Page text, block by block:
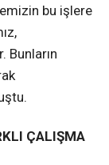
bu işlere
Bunların
ÇALIŞMA